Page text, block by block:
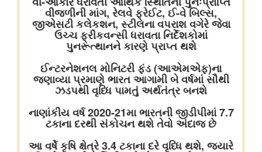
विषय: राष्ट्रीय मधुमक्खी पालन और शहद मिशन (एनबीएचएम) का
क्रियान्वयन
वाणिज्‍य एवं उद्योग मंत्रालय
नई दिल्ली में आधुनिकीकरण और औद्योगिक सहयोग पर भारत-रूस कार्य समूह
के 12वें सत्र का आयोजन
जेम ने सार्वजनिक खरीद में बदलाव लाने का एक दशक पूरा किया, कुल जीएमवी
20 लाख करोड़ रुपये से ज्यादा हुआ
उपभोक्‍ता कार्य, खाद्य एवं सार्वजनिक वितरण मंत्रालय